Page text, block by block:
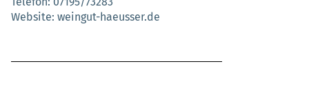
Website weingut-haeusser.de